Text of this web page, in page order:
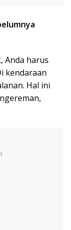
Anda harus
kendaraan
Hal ini